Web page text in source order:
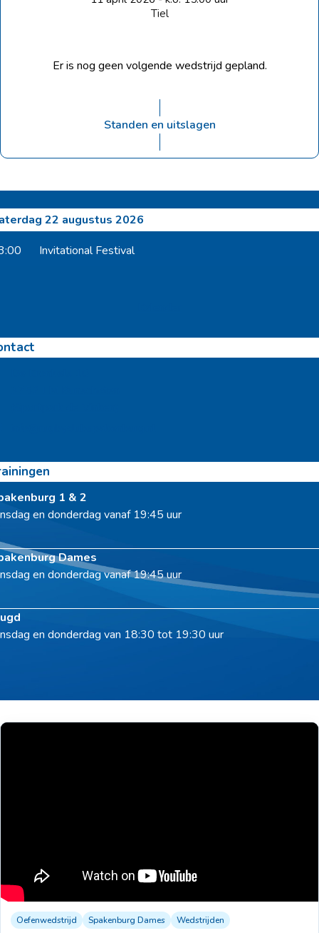
Tiel
Er is nog geen volgende wedstrijd gepland.
Standen en uitslagen
22 augustus 2026
Invitational Festival
1 & 2
en donderdag vanaf 19:45 uur
Dames
en donderdag vanaf 19:45 uur
en donderdag van 18:30 tot 19:30 uur
Oefenwedstrijd Spakenburg Dames Wedstrijden